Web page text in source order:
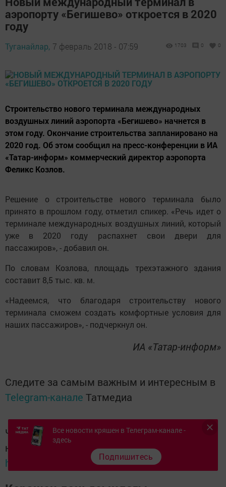
аэропорту «Бегишево» откроется в 2020
году
Туганайлар, 7 февраль 2018 - 07:59 1703 0 0
Строительство нового терминала международных
воздушных линий аэропорта «Бегишево» начнется в
этом году. Окончание строительства запланировано на
2020 год. Об этом сообщил на пресс-конференции в ИА
«Татар-информ» коммерческий директор аэропорта
Феликс Козлов.
Решение о строительстве нового терминала было
принято в прошлом году, отметил спикер. «Речь идет о
терминале международных воздушных линий, который
уже в 2020 году распахнет свои двери для
пассажиров», - добавил он.
По словам Козлова, площадь трехэтажного здания
составит 8,5 тыс. кв. м.
«Надеемся, что благодаря строительству нового
терминала сможем создать комфортные условия для
наших пассажиров», - подчеркнул он.
ИА «Татар-информ»
Следите за самым важным и интересным в
Telegram-канале Татмедиа
Читайте новости Татарстана в
национальном мессенджере MАХ:
https://max.ru/tatmedia
Все новости кряшен в Телеграм-канале -
здесь
Подпишитесь